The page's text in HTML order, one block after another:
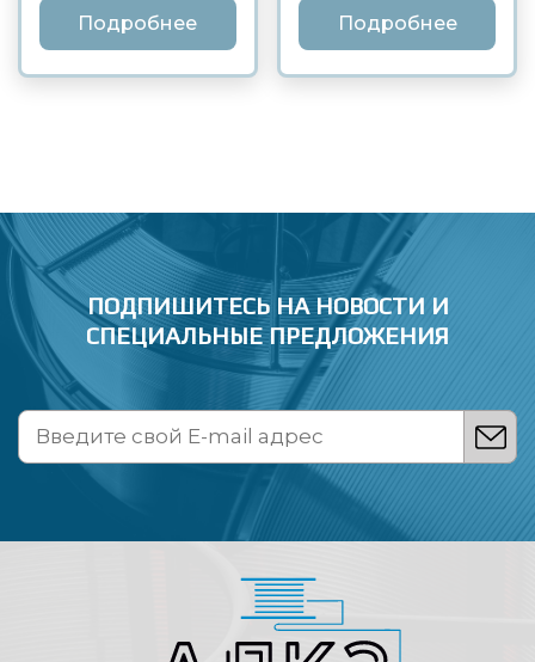
Подробнее Подробнее
ПОДПИШИТЕСЬ НА НОВОСТИ И
СПЕЦИАЛЬНЫЕ ПРЕДЛОЖЕНИЯ